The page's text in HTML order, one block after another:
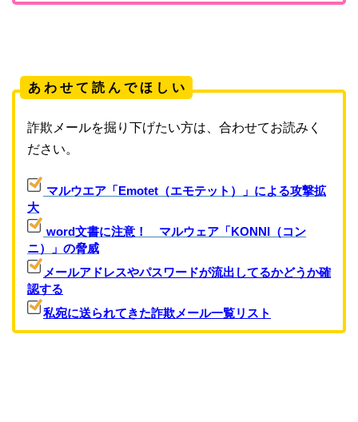
あ わ せ て 読 ん で ほ し い
詐欺メールを掘り下げたい方は、合わせてお読みく
ださい。
マルウエア「Emotet（エモテット）」による攻撃拡
大
word文書に注意！ マルウェア「KONNI（コン
ニ）」の脅威
メールアドレスやパスワードが流出してるかどうか確
認する
私宛に送られてきた詐欺メール一覧リスト